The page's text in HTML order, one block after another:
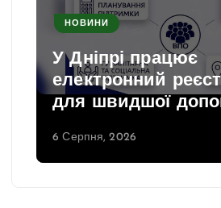
НОВИНИ
У Дніпрі працює
електронний
для швидшої
6 Серпня, 2026